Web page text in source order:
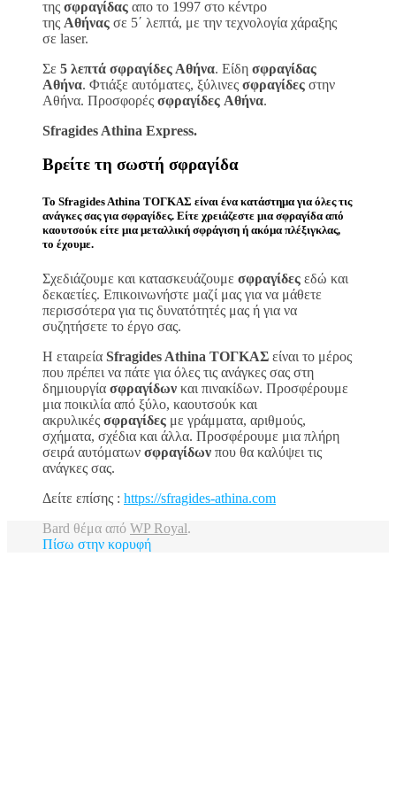
της σφραγίδας απο το 1997 στο κέντρο
της Αθήνας σε 5΄ λεπτά, με την τεχνολογία χάραξης
σε laser.
Σε 5 λεπτά σφραγίδες Αθήνα. Είδη σφραγίδας
Αθήνα. Φτιάξε αυτόματες, ξύλινες σφραγίδες στην
Αθήνα. Προσφορές σφραγίδες Αθήνα.
Sfragides Athina Express.
Βρείτε τη σωστή σφραγίδα
Το Sfragides Athina ΤΟΓΚΑΣ είναι ένα κατάστημα για όλες τις
ανάγκες σας για σφραγίδες. Είτε χρειάζεστε μια σφραγίδα από
καουτσούκ είτε μια μεταλλική σφράγιση ή ακόμα πλέξιγκλας,
το έχουμε.
Σχεδιάζουμε και κατασκευάζουμε σφραγίδες εδώ και
δεκαετίες. Επικοινωνήστε μαζί μας για να μάθετε
περισσότερα για τις δυνατότητές μας ή για να
συζητήσετε το έργο σας.
Η εταιρεία Sfragides Athina ΤΟΓΚΑΣ είναι το μέρος
που πρέπει να πάτε για όλες τις ανάγκες σας στη
δημιουργία σφραγίδων και πινακίδων. Προσφέρουμε
μια ποικιλία από ξύλο, καουτσούκ και
ακρυλικές σφραγίδες με γράμματα, αριθμούς,
σχήματα, σχέδια και άλλα. Προσφέρουμε μια πλήρη
σειρά αυτόματων σφραγίδων που θα καλύψει τις
ανάγκες σας.
Δείτε επίσης : https://sfragides-athina.com
Bard θέμα από WP Royal.
Πίσω στην κορυφή